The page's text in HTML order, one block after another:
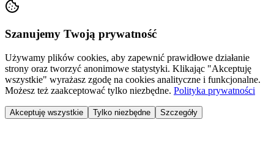
Szanujemy Twoją prywatność
Używamy plików cookies, aby zapewnić prawidłowe działanie
strony oraz tworzyć anonimowe statystyki. Klikając "Akceptuję
wszystkie" wyrażasz zgodę na cookies analityczne i funkcjonalne.
Możesz też zaakceptować tylko niezbędne. Polityka prywatności
Akceptuję wszystkie Tylko niezbędne Szczegóły